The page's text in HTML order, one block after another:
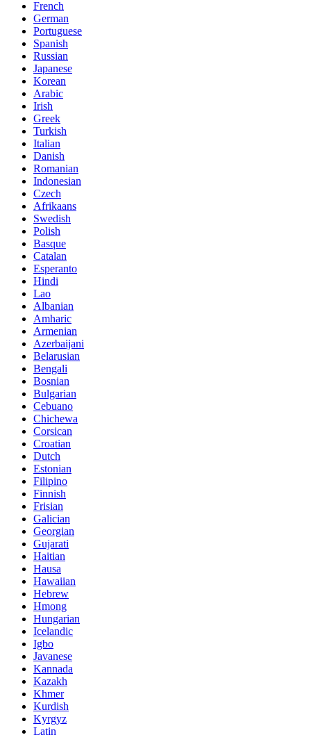
French
German
Portuguese
Spanish
Russian
Japanese
Korean
Arabic
Irish
Greek
Turkish
Italian
Danish
Romanian
Indonesian
Czech
Afrikaans
Swedish
Polish
Basque
Catalan
Esperanto
Hindi
Lao
Albanian
Amharic
Armenian
Azerbaijani
Belarusian
Bengali
Bosnian
Bulgarian
Cebuano
Chichewa
Corsican
Croatian
Dutch
Estonian
Filipino
Finnish
Frisian
Galician
Georgian
Gujarati
Haitian
Hausa
Hawaiian
Hebrew
Hmong
Hungarian
Icelandic
Igbo
Javanese
Kannada
Kazakh
Khmer
Kurdish
Kyrgyz
Latin